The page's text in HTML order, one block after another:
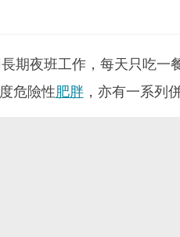
期夜班工作，每天只吃一
危險性肥胖，亦有一系列併